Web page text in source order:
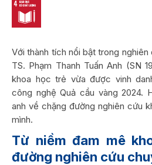
Với thành tích nổi bật trong
TS. Phạm Thanh Tuấn Anh (SN
khoa học trẻ vừa được vinh
công nghệ Quả cầu vàng 2024.
anh về chặng đường nghiên cứu
mình.
Từ niềm đam mê
đường nghiên cứu